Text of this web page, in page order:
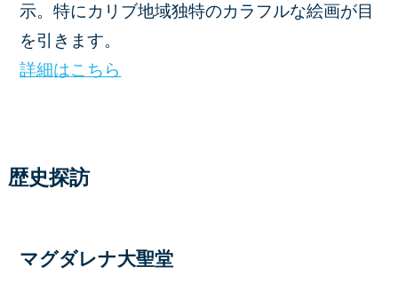
示。特にカリブ地域独特のカラフルな絵画が目
を引きます。
詳細はこちら
歴史探訪
マグダレナ大聖堂